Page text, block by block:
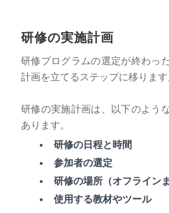
研修の実施計画
研修プログラムの選定が終わっ
計画を立てるステップに移ります
研修の実施計画は、以下のよう
あります。
研修の日程と時間
参加者の選定
研修の場所（オフライン
使用する教材やツール